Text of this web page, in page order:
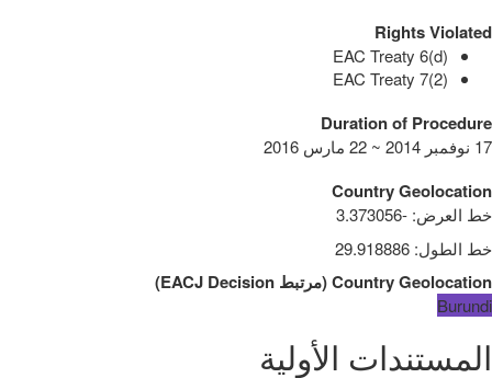
Rights Violated
EAC Treaty 6(d)
EAC Treaty 7(2)
Duration of Procedure
17 نوفمبر 2014 ~ 22 مارس 2016
Country Geolocation
خط العرض:
-3.373056
خط الطول:
29.918886
Country Geolocation
(مرتبط EACJ Decision
)
Burundi
المستندات الأولية